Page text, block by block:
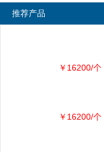
推荐产品
￥16200/个
￥16200/个